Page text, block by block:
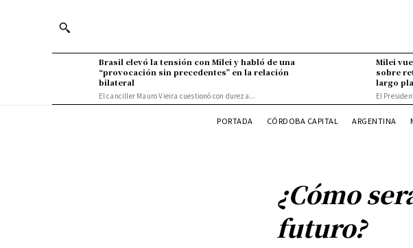
Brasil elevó la tensión con Milei y habló de una
“provocación sin precedentes” en la relación
bilateral
El canciller Mauro Vieira cuestionó con dureza...
Milei
sobre
largo
El
PORTADA CÓRDOBA CAPITAL ARGENTINA
¿Cómo
futuro?